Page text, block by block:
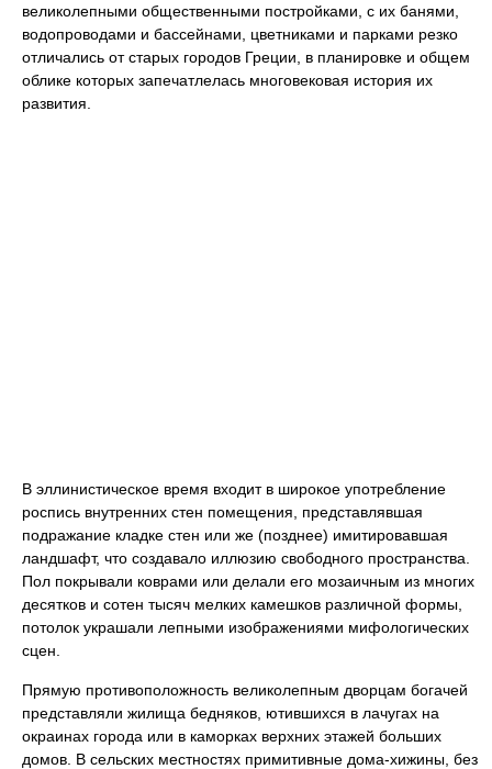
великолепными общественными постройками, с их банями,
водопроводами и бассейнами, цветниками и парками резко
отличались от старых городов Греции, в планировке и общем
облике которых запечатлелась многовековая история их
развития.
В эллинистическое время входит в широкое употребление
роспись внутренних стен помещения, представлявшая
подражание кладке стен или же (позднее) имитировавшая
ландшафт, что создавало иллюзию свободного пространства.
Пол покрывали коврами или делали его мозаичным из многих
десятков и сотен тысяч мелких камешков различной формы,
потолок украшали лепными изображениями мифологических
сцен.
Прямую противоположность великолепным дворцам богачей
представляли жилища бедняков, ютившихся в лачугах на
окраинах города или в каморках верхних этажей больших
домов. В сельских местностях примитивные дома-хижины, без